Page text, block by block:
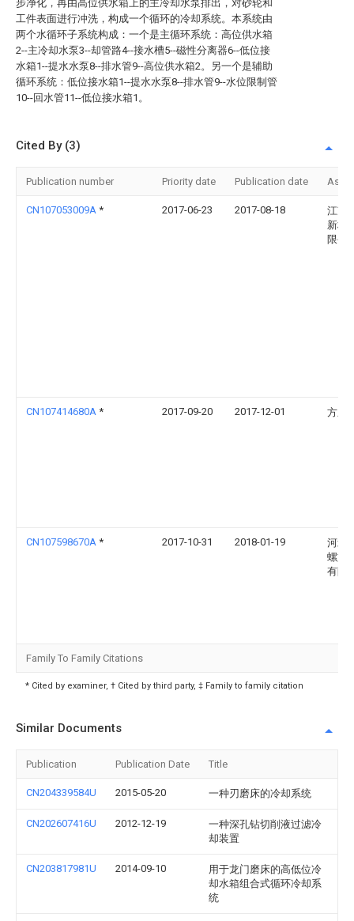
步净化，再由高位供水箱上的主冷却水泵排出，对砂轮和
工件表面进行冲洗，构成一个循环的冷却系统。本系统由
两个水循环子系统构成：一个是主循环系统：高位供水箱
2--主冷却水泵3--却管路4--接水槽5--磁性分离器6--低位接
水箱1--提水水泵8--排水管9--高位供水箱2。另一个是辅助
循环系统：低位接水箱1--提水水泵8--排水管9--水位限制管
10--回水管11--低位接水箱1。
Cited By (3)
Publication number Priority date Publication date
CN107053009A * 2017-06-23 2017-08-18
江苏
新材
限公
CN107414680A * 2017-09-20 2017-12-01 方乐
CN107598670A * 2017-10-31 2018-01-19
河北
螺旋
有限
Family To Family Citations
* Cited by examiner, † Cited by third party, ‡ Family to family citation
Similar Documents
Publication Publication Date Title
CN204339584U 2015-05-20 一种刃磨床的冷却系统
CN202607416U 2012-12-19
一种深孔钻切削液过滤冷
却装置
CN203817981U 2014-09-10
用于龙门磨床的高低位冷
却水箱组合式循环冷却系
统